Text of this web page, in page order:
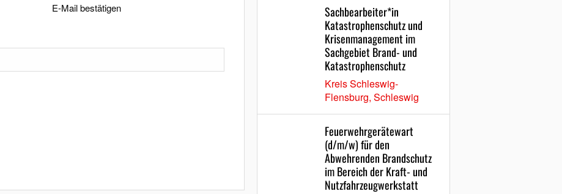
E-Mail bestätigen
Sachbearbeiter*in
Katastrophenschutz und
Krisenmanagement im
Sachgebiet Brand- und
Katastrophenschutz
Kreis Schleswig-
Flensburg, Schleswig
Feuerwehrgerätewart
(d/m/w) für den
Abwehrenden Brandschutz
im Bereich der Kraft- und
Nutzfahrzeugwerkstatt